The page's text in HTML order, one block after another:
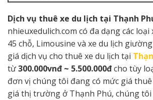
Dịch vụ thuê xe du lịch tại Thạnh
nhieuxedulich.com có đa dạng các
45 chỗ, Limousine và xe du lịch
giá dịch vụ cho thuê xe du lịch tại
từ300.000vnđ ~ 5.500.000đcho tùy
đơn vị chúng tôi đang có mức giá
giá thị trường ở Thạnh Phú, chúng tôi